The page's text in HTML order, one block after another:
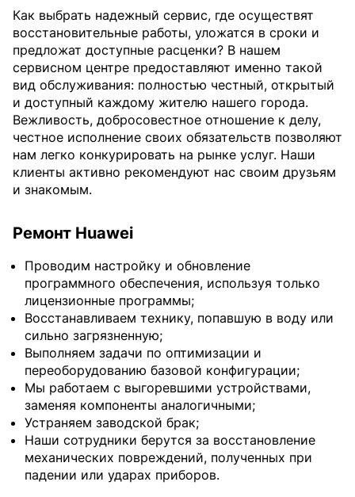
Как выбрать надежный сервис, где осуществят
восстановительные работы, уложатся в сроки и
предложат доступные расценки? В нашем
сервисном центре предоставляют именно такой
вид обслуживания: полностью честный, открытый
и доступный каждому жителю нашего города.
Вежливость, добросовестное отношение к делу,
честное исполнение своих обязательств позволяют
нам легко конкурировать на рынке услуг. Наши
клиенты активно рекомендуют нас своим друзьям
и знакомым.
Ремонт Huawei
Проводим настройку и обновление
программного обеспечения, используя только
лицензионные программы;
Восстанавливаем технику, попавшую в воду или
сильно загрязненную;
Выполняем задачи по оптимизации и
переоборудованию базовой конфигурации;
Мы работаем с выгоревшими устройствами,
заменяя компоненты аналогичными;
Устраняем заводской брак;
Наши сотрудники берутся за восстановление
механических повреждений, полученных при
падении или ударах приборов.